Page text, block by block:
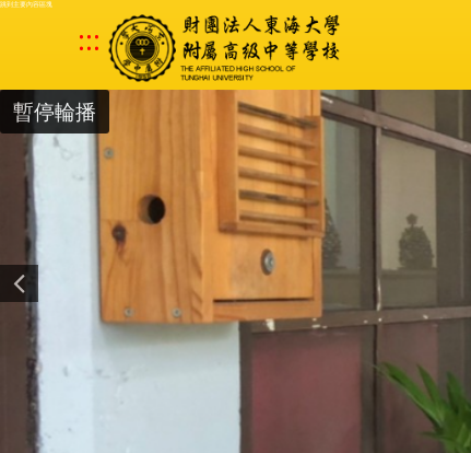
跳到主要內容區塊
:::
暫停輪播